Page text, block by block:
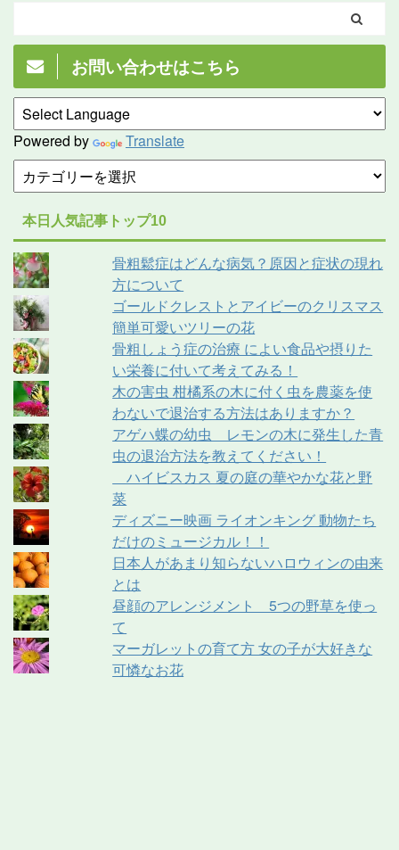
お問い合わせはこちら
Powered by Translate
本日人気記事トップ10
骨粗鬆症はどんな病気？原因と症状の現れ
方について
ゴールドクレストとアイビーのクリスマス
簡単可愛いツリーの花
骨粗しょう症の治療 によい食品や摂りた
い栄養に付いて考えてみる！
木の害虫 柑橘系の木に付く虫を農薬を使
わないで退治する方法はありますか？
アゲハ蝶の幼虫 レモンの木に発生した青
虫の退治方法を教えてください！
ハイビスカス 夏の庭の華やかな花と野
菜
ディズニー映画 ライオンキング 動物たち
だけのミュージカル！！
日本人があまり知らないハロウィンの由来
とは
昼顔のアレンジメント 5つの野草を使っ
て
マーガレットの育て方 女の子が大好きな
可憐なお花